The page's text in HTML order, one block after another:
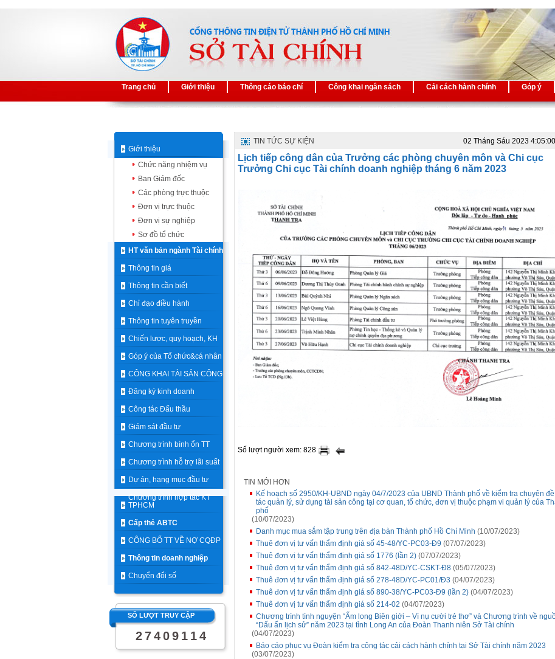
Trang chủ Giới thiệu Thông cáo báo chí Công khai ngân sách Cải cách hành chính Góp ý
Giới thiệu
Chức năng nhiệm vụ
Ban Giám đốc
Các phòng trực thuộc
Đơn vị trực thuộc
Đơn vị sự nghiệp
Sơ đồ tổ chức
HT văn bản ngành Tài chính
Thông tin giá
Thông tin cần biết
Chỉ đạo điều hành
Thông tin tuyên truyền
Chiến lược, quy hoạch, KH
Góp ý của Tổ chức&cá nhân
CÔNG KHAI TÀI SẢN CÔNG
Đăng ký kinh doanh
Công tác Đấu thầu
Giám sát đầu tư
Chương trình bình ổn TT
Chương trình hỗ trợ lãi suất
Dự án, hạng mục đầu tư
Chương trình hợp tác KT
TPHCM
Cấp thẻ ABTC
CÔNG BỐ TT VỀ NỢ CQĐP
Thông tin doanh nghiệp
Chuyển đổi số
SỐ LƯỢT TRUY CẬP
2 7 4 0 9 1 1 4
TIN TỨC SỰ KIỆN 02 Tháng Sáu 2023
Lịch tiếp công dân của Trưởng các phòng chuyên môn và Chi cục
Trưởng Chi cục Tài chính doanh nghiệp tháng 6 năm 2023
Số lượt người xem: 828
TIN MỚI HƠN
Kế hoạch số 2950/KH-UBND ngày 04/7/2023 của UBND Thành phố về kiểm tra chuyên
tác quản lý, sử dụng tài sản công tại cơ quan, tổ chức, đơn vị thuộc phạm vi quản lý của
phố
(10/07/2023)
Danh mục mua sắm tập trung trên địa bàn Thành phố Hồ Chí Minh (10/07/2023)
Thuê đơn vị tư vấn thẩm định giá số 45-48/YC-PC03-Đ9 (07/07/2023)
Thuê đơn vị tư vấn thẩm định giá số 1776 (lần 2) (07/07/2023)
Thuê đơn vị tư vấn thẩm định giá số 842-48D/YC-CSKT-Đ8 (05/07/2023)
Thuê đơn vị tư vấn thẩm định giá số 278-48D/YC-PC01/Đ3 (04/07/2023)
Thuê đơn vị tư vấn thẩm định giá số 890-38/YC-PC03-Đ9 (lần 2) (04/07/2023)
Thuê đơn vị tư vấn thẩm định giá số 214-02 (04/07/2023)
Chương trình tình nguyện “Ấm long Biên giới – Vì nụ cười trẻ thơ” và Chương trình về
“Dấu ấn lịch sử” năm 2023 tại tỉnh Long An của Đoàn Thanh niên Sở Tài chính
(04/07/2023)
Báo cáo phục vụ Đoàn kiểm tra công tác cải cách hành chính tại Sở Tài chính năm 2023
(03/07/2023)